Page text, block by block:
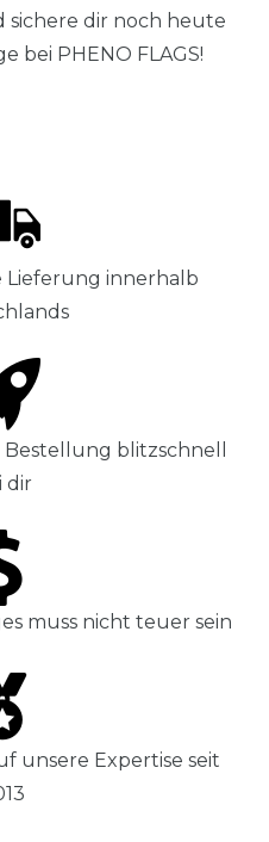
dir noch heute
bei PHENO FLAGS!
Lieferung innerhalb
blitzschnell
dir
muss nicht teuer sein
unsere Expertise seit